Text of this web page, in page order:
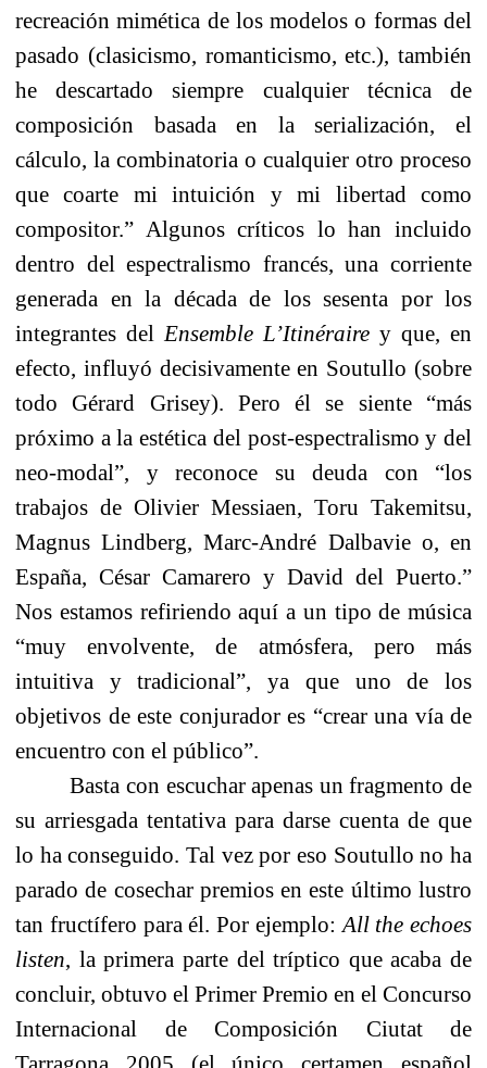
recreación mimética de los modelos o formas del
pasado (clasicismo, romanticismo, etc.), también
he descartado siempre cualquier técnica de
composición basada en la serialización, el
cálculo, la combinatoria o cualquier otro proceso
que coarte mi intuición y mi libertad como
compositor.” Algunos críticos lo han incluido
dentro del espectralismo francés, una corriente
generada en la década de los sesenta por los
integrantes del Ensemble L’Itinéraire y que, en
efecto, influyó decisivamente en Soutullo (sobre
todo Gérard Grisey). Pero él se siente “más
próximo a la estética del post-espectralismo y del
neo-modal”, y reconoce su deuda con “los
trabajos de Olivier Messiaen, Toru Takemitsu,
Magnus Lindberg, Marc-André Dalbavie o, en
España, César Camarero y David del Puerto.”
Nos estamos refiriendo aquí a un tipo de música
“muy envolvente, de atmósfera, pero más
intuitiva y tradicional”, ya que uno de los
objetivos de este conjurador es “crear una vía de
encuentro con el público”.
Basta con escuchar apenas un fragmento de
su arriesgada tentativa para darse cuenta de que
lo ha conseguido. Tal vez por eso Soutullo no ha
parado de cosechar premios en este último lustro
tan fructífero para él. Por ejemplo: All the echoes
listen, la primera parte del tríptico que acaba de
concluir, obtuvo el Primer Premio en el Concurso
Internacional de Composición Ciutat de